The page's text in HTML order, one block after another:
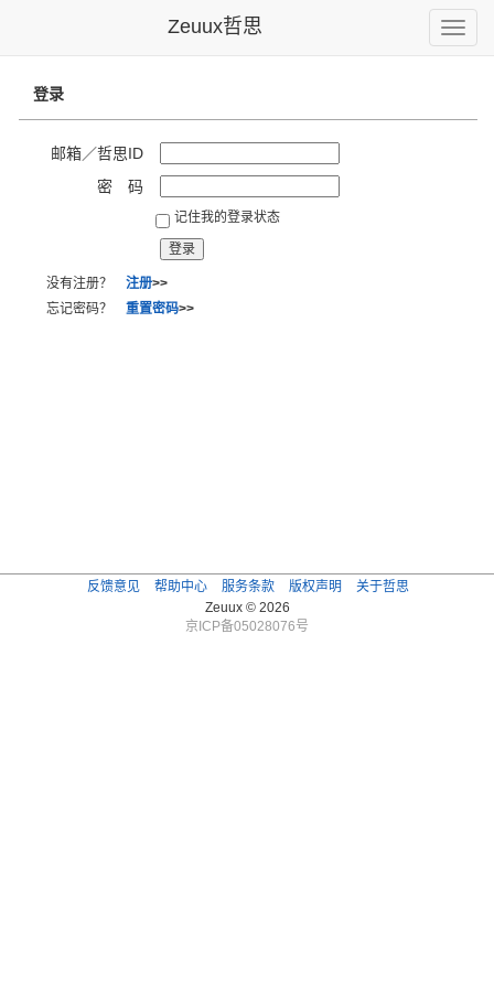
Toggle
Zeuux哲思
登录
邮箱／哲思ID
密 码
记住我的登录状态
没有注册？ 注册>>
忘记密码？ 重置密码>>
反馈意见 帮助中心 服务条款 版权声明
关于哲思
Zeuux © 2026
京ICP备05028076号